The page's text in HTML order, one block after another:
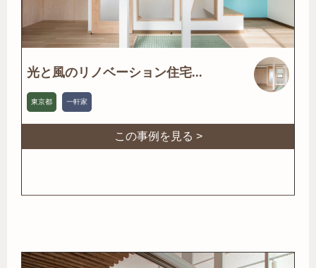
光と風のリノベーション住宅...
東京都 一軒家
この事例を見る >